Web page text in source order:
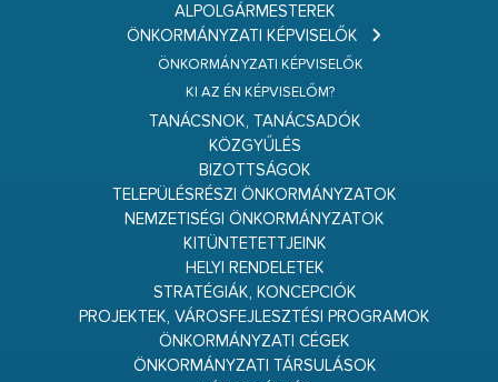
ALPOLGÁRMESTEREK
ÖNKORMÁNYZATI KÉPVISELŐK
ÖNKORMÁNYZATI KÉPVISELŐK
KI AZ ÉN KÉPVISELŐM?
TANÁCSNOK, TANÁCSADÓK
KÖZGYŰLÉS
BIZOTTSÁGOK
TELEPÜLÉSRÉSZI ÖNKORMÁNYZATOK
NEMZETISÉGI ÖNKORMÁNYZATOK
KITÜNTETETTJEINK
HELYI RENDELETEK
STRATÉGIÁK, KONCEPCIÓK
PROJEKTEK, VÁROSFEJLESZTÉSI PROGRAMOK
ÖNKORMÁNYZATI CÉGEK
ÖNKORMÁNYZATI TÁRSULÁSOK